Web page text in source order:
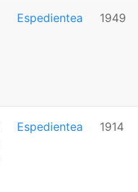
Espedientea 1949
Espedientea 1914